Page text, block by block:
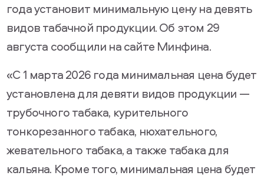
года установит минимальную цену на девять
видов табачной продукции. Об этом 29
августа сообщили на сайте Минфина.
«С 1 марта 2026 года минимальная цена будет
установлена для девяти видов продукции —
трубочного табака, курительного
тонкорезанного табака, нюхательного,
жевательного табака, а также табака для
кальяна. Кроме того, минимальная цена будет